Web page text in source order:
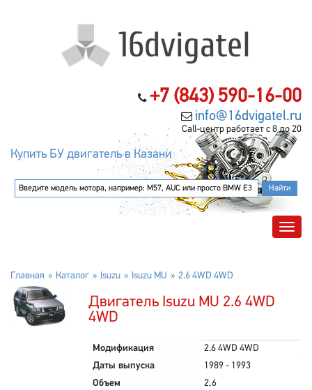
+7 (843) 590-16-00
info@16dvigatel.ru
Call-центр работает с 8 до 20
Купить БУ двигатель в Казани
Главная Каталог Isuzu Isuzu MU 2.6 4WD 4WD
Двигатель Isuzu MU 2.6 4WD
4WD
Модификация
2.6 4WD 4WD
Даты выпуска
1989 - 1993
Объем
2,6